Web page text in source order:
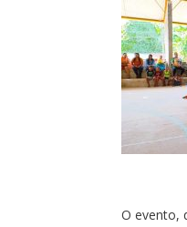
O evento,